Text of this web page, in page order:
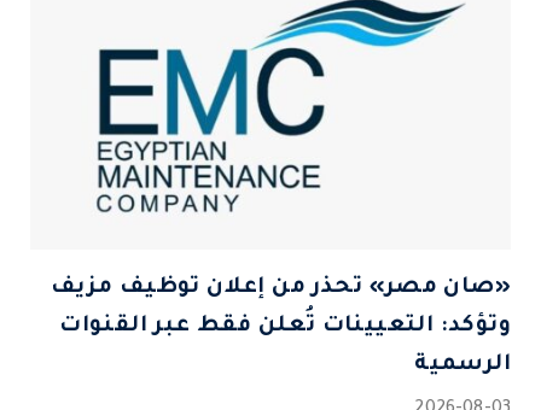
«صان مصر» تحذر من إعلان توظيف مزيف
وتؤكد: التعيينات تُعلن فقط عبر القنوات
الرسمية